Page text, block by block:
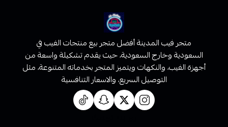
متجر فيب المدينة أفضل متجر بيع منتجات الفيب في
السعودية وخارج السعودية، حيث يقدم تشكيلة واسعة من
أجهزة الفيب، والنكهات ويتميز المتجر بخدماته المتنوعة، مثل
التوصيل السريع، والاسعار التنافسية